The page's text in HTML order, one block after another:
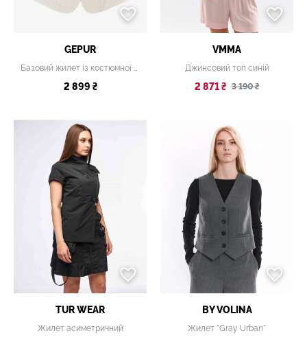
GEPUR
Базовий жилет із костюмної тканини
2 899 ₴
VMMA
Джинсовий топ синій
2 871 ₴ 3 190 ₴
TUR WEAR
Жилет асиметричний
BY VOLINA
Жилет "Gray Urban"